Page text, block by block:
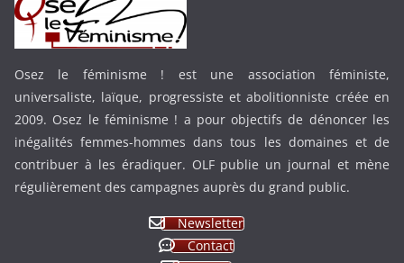
Osez le féminisme ! est une association féministe,
universaliste, laïque, progressiste et abolitionniste créée en
2009. Osez le féminisme ! a pour objectifs de dénoncer les
inégalités femmes-hommes dans tous les domaines et de
contribuer à les éradiquer. OLF publie un journal et mène
régulièrement des campagnes auprès du grand public.
Newsletter
Contact